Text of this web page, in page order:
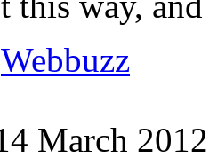
Webbuzz
March